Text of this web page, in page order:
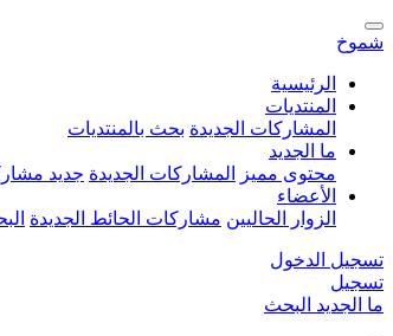
شموخ
الرئيسية
المنتديات
المشاركات الجديدة بحث بالمنتديات
ما الجديد
محتوى مميز
المشاركات الجديدة جديد
الأعضاء
الزوار الحاليين مشاركات الحائط الجديدة
تسجيل الدخول
تسجيل
ما الجديد البحث